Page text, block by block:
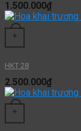
1.500.000₫
+
HKT 28
2.500.000₫
+